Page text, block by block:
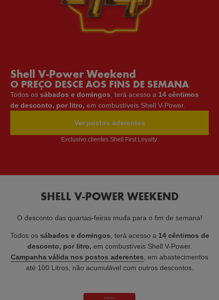
Shell V-Power Weekend
O PREÇO DESCE AOS FINS DE SEMANA
Todos os sábados e domingos , terá acesso a 14 cêntimos
de desconto, por litro, em combustíveis Shell V-Power.
Ver postos aderentes
Exclusivo clientes Shell First Loyalty.
SHELL V-POWER WEEKEND
O desconto das quartas-feiras muda para o fim de semana!
Todos os sábados e domingos , terá acesso a 14 cêntimos de
desconto, por litro, em combustíveis Shell V-Power.
Campanha válida nos postos aderentes , em abastecimentos
até 100 Litros, não acumulável com outros descontos.